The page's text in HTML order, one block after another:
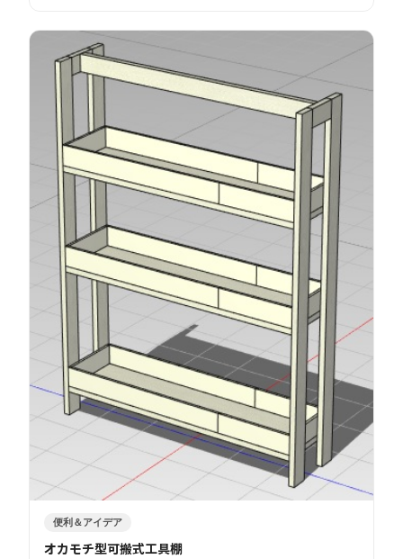
便利＆アイデア
オカモチ型可搬式工具棚